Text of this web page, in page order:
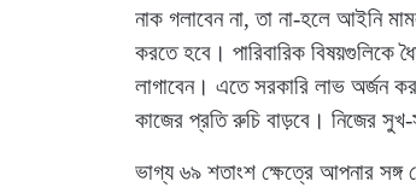
নাক গলাবেন না, তা না-হলে আইনি
করতে হবে। পারিবারিক বিষয়গুলিকে
লাগাবেন। এতে সরকারি লাভ অর্জন
কাজের প্রতি রুচি বাড়বে। নিজের
ভাগ্য ৬৯ শতাংশ ক্ষেত্রে আপনার সঙ্গ